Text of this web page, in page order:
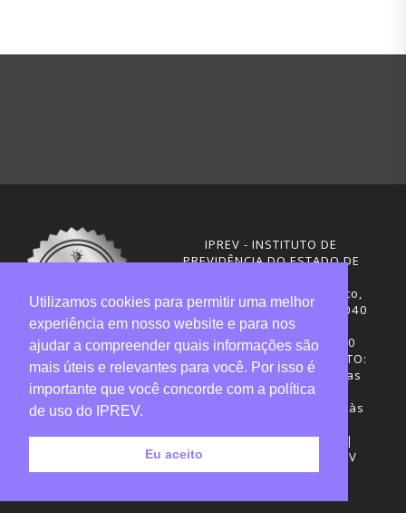
IPREV - INSTITUTO DE
PREVIDÊNCIA DO ESTADO DE
Rua Visconde de Ouro Preto,
291 – Centro - CEP: 88020-040
Florianópolis - SC
Telefones: (48) 3665-4600
HORÁRIO DE FUNCIONAMENTO:
Central de Atendimento: das
12h30 às 18h
Sede administrativa: 7h30 às
Desenvolvimento: CIASC |
Gestão do conteúdo: IPREV
Utilizamos cookies para permitir uma melhor
experiência em nosso website e para nos
ajudar a compreender quais informações são
mais úteis e relevantes para você. Por isso é
importante que você concorde com a política
de uso do IPREV.
Eu aceito